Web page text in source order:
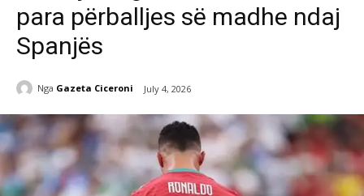
para përballjes së madhe ndaj
Spanjës
Nga Gazeta Ciceroni July 4, 2026